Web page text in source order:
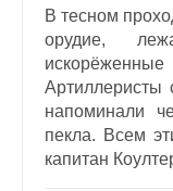
В тесном
орудие,
Артиллеристы
напоминали
пекла. Всем
капитан